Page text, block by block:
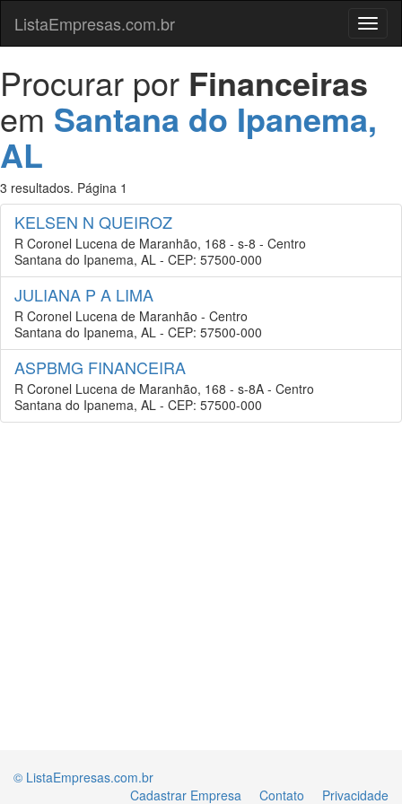
Menu
ListaEmpresas.com.br
Procurar por Financeiras
em Santana do Ipanema,
AL
3 resultados. Página 1
KELSEN N QUEIROZ
R Coronel Lucena de Maranhão, 168 - s-8 - Centro
Santana do Ipanema, AL - CEP: 57500-000
JULIANA P A LIMA
R Coronel Lucena de Maranhão - Centro
Santana do Ipanema, AL - CEP: 57500-000
ASPBMG FINANCEIRA
R Coronel Lucena de Maranhão, 168 - s-8A - Centro
Santana do Ipanema, AL - CEP: 57500-000
© ListaEmpresas.com.br
Cadastrar Empresa
Contato Privacidade